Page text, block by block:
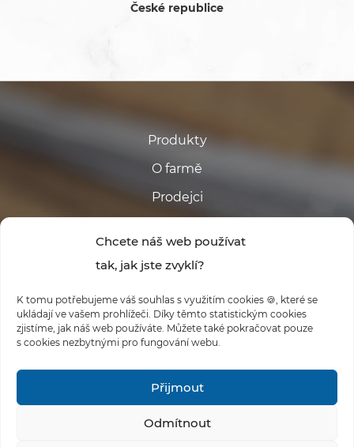
Chcete náš web používat
tak, jak jste zvyklí?
K tomu potřebujeme váš souhlas s využitím cookies 🍪, které se
ukládají ve vašem prohlížeči. Díky těmto statistickým cookies
zjistíme, jak náš web používáte. Můžete také pokračovat pouze
s cookies nezbytnými pro fungování webu.
Přijmout
Odmítnout
České republice
Produkty
O farmě
Prodejci
#FARMABABINA